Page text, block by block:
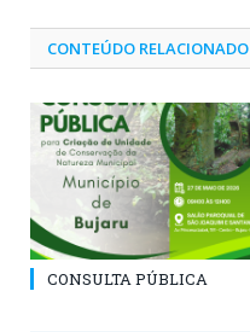
CONTEÚDO RELACIONADO
CONSULTA PÚBLICA